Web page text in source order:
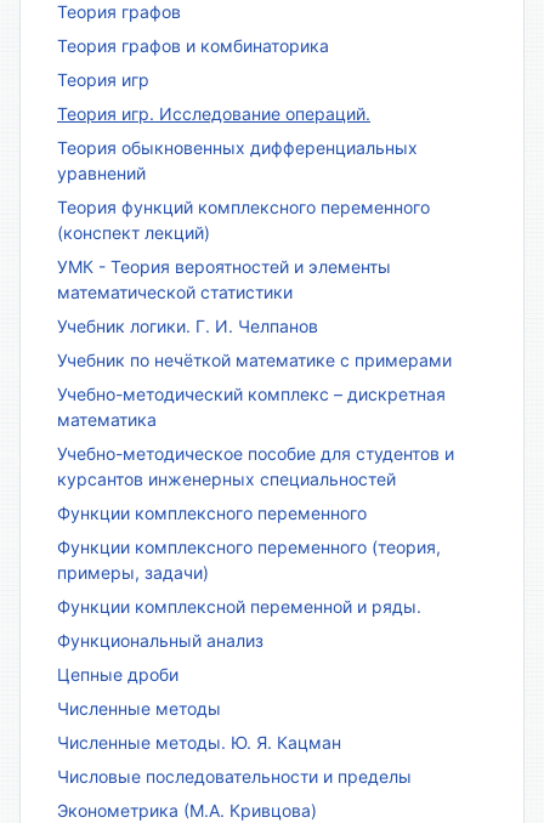
Теория графов
Теория графов и комбинаторика
Теория игр
Теория игр. Исследование операций.
Теория обыкновенных дифференциальных
уравнений
Теория функций комплексного переменного
(конспект лекций)
УМК - Теория вероятностей и элементы
математической статистики
Учебник логики. Г. И. Челпанов
Учебник по нечёткой математике с примерами
Учебно-методический комплекс – дискретная
математика
Учебно-методическое пособие для студентов и
курсантов инженерных специальностей
Функции комплексного переменного
Функции комплексного переменного (теория,
примеры, задачи)
Функции комплексной переменной и ряды.
Функциональный анализ
Цепные дроби
Численные методы
Численные методы. Ю. Я. Кацман
Числовые последовательности и пределы
Эконометрика (М.А. Кривцова)